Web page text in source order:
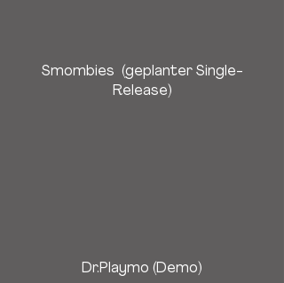
Smombies (geplanter Single-
Release)
Dr.Playmo (Demo)